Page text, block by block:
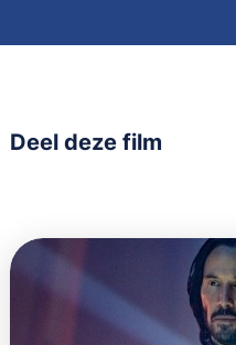
Deel deze film